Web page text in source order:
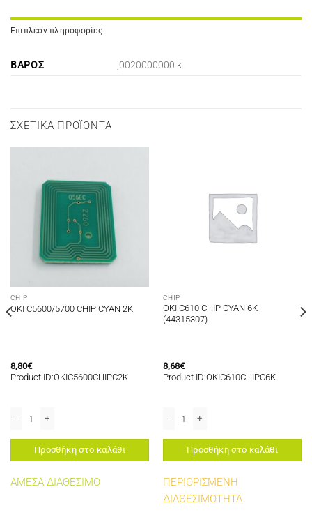
Επιπλέον πληροφορίες
ΒΆΡΟΣ ,0020000000 κ.
ΣΧΕΤΙΚΆ ΠΡΟΪΌΝΤΑ
CHIP
OKI C5600/5700 CHIP CYAN 2K
8,80€
Product ID:OKIC5600CHIPC2K
Προσθήκη στο καλάθι
ΑΜΕΣΑ ΔΙΑΘΕΣΙΜΟ
CHIP
OKI C610 CHIP CYAN 6K
(44315307)
8,68€
Product ID:OKIC610CHIPC6K
Προσθήκη στο καλάθι
ΠΕΡΙΟΡΙΣΜΕΝΗ
ΔΙΑΘΕΣΙΜΟΤΗΤΑ